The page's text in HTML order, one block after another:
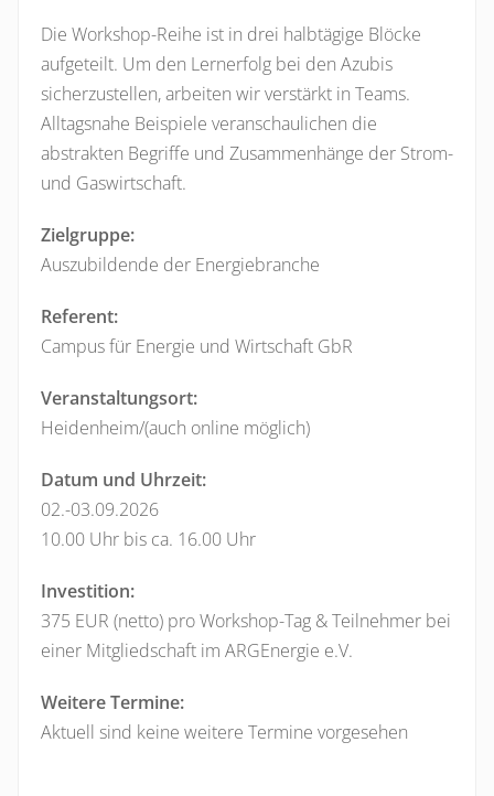
Die Workshop-Reihe ist in drei halbtägige Blöcke
aufgeteilt. Um den Lernerfolg bei den Azubis
sicherzustellen, arbeiten wir verstärkt in Teams.
Alltagsnahe Beispiele veranschaulichen die
abstrakten Begriffe und Zusammenhänge der Strom-
und Gaswirtschaft.
Zielgruppe:
Auszubildende der Energiebranche
Referent:
Campus für Energie und Wirtschaft GbR
Veranstaltungsort:
Heidenheim/(auch online möglich)
Datum und Uhrzeit:
02.-03.09.2026
10.00 Uhr bis ca. 16.00 Uhr
Investition:
375 EUR (netto) pro Workshop-Tag & Teilnehmer bei
einer Mitgliedschaft im ARGEnergie e.V.
Weitere Termine:
Aktuell sind keine weitere Termine vorgesehen